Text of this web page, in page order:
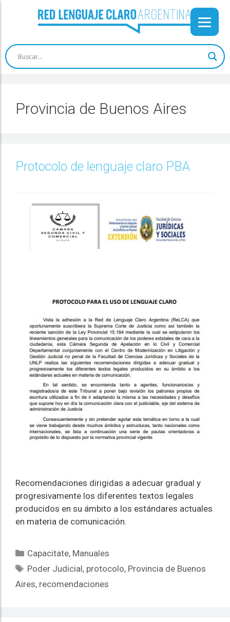
Provincia de Buenos Aires
Protocolo de lenguaje claro PBA
Recomendaciones dirigidas a adecuar gradual y
progresivamente los diferentes textos legales
producidos en su ámbito a los estándares actuales
en materia de comunicación.
Capacitate, Manuales
Poder Judicial, protocolo, Provincia de Buenos
Aires, recomendaciones